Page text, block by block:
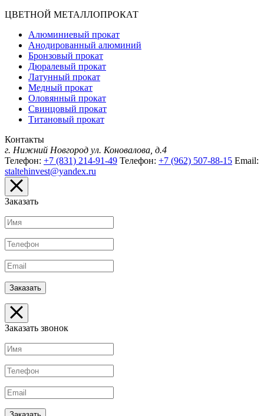
ЦВЕТНОЙ МЕТАЛЛОПРОКАТ
Алюминиевый прокат
Анодированный алюминий
Бронзовый прокат
Дюралевый прокат
Латунный прокат
Медный прокат
Оловянный прокат
Свинцовый прокат
Титановый прокат
Контакты
г. Нижний Новгород ул. Коновалова, д.4
Телефон: +7 (831) 214-91-49 Телефон: +7 (962) 507-88-15 Email:
staltehinvest@yandex.ru
Заказать
Заказать звонок